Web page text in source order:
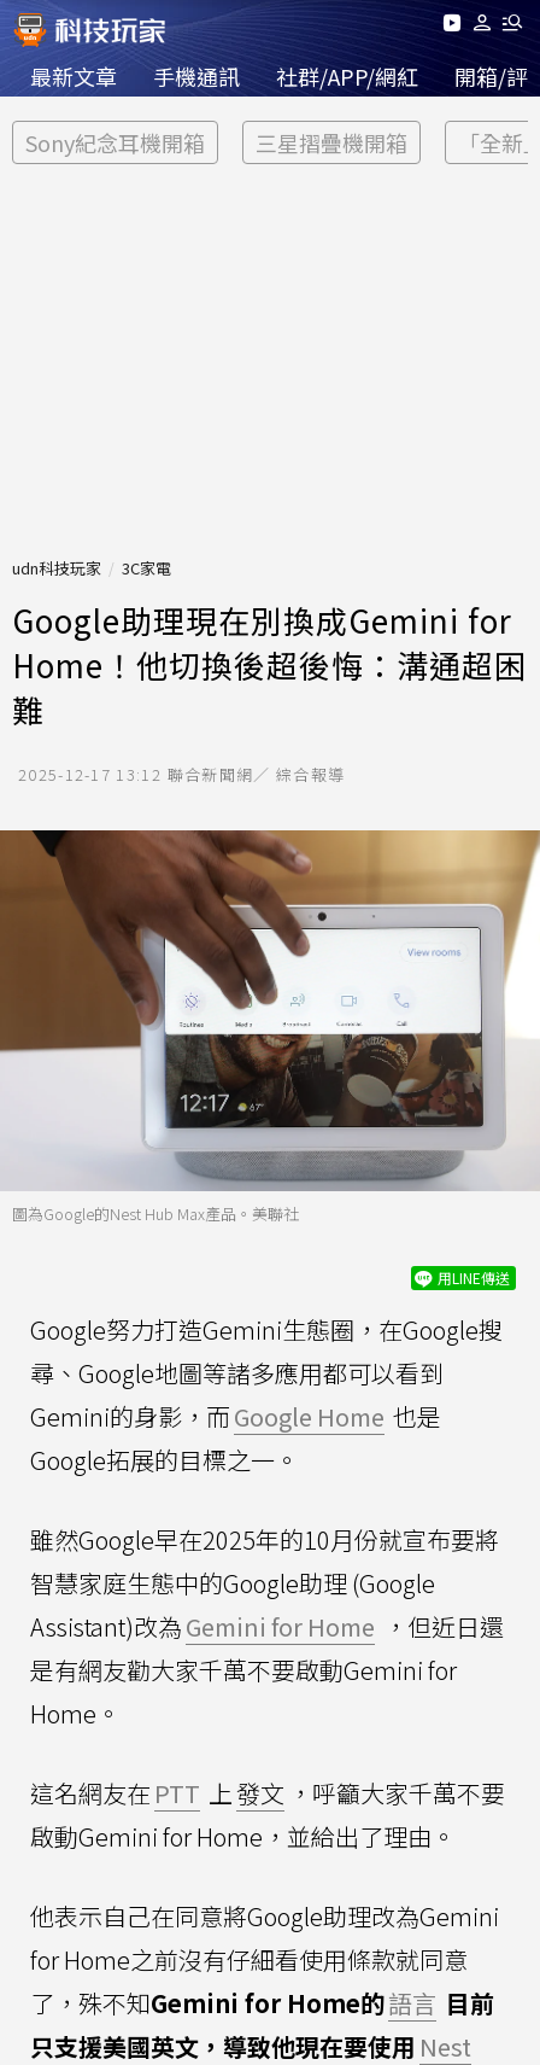
最新文章 手機通訊 社群/APP/網紅 開箱/評
Sony紀念耳機開箱 三星摺疊機開箱 「全新
udn科技玩家 3C家電
Google助理現在別換成Gemini for
Home！他切換後超後悔：溝通超困
難
2025-12-17 13:12 聯合新聞網／ 綜合報導
圖為Google的Nest Hub Max產品。美聯社
用LINE傳送
Google努力打造Gemini生態圈，在Google搜
尋、Google地圖等諸多應用都可以看到
Gemini的身影，而Google Home 也是
Google拓展的目標之一。
雖然Google早在2025年的10月份就宣布要將
智慧家庭生態中的Google助理 (Google
Assistant)改為Gemini for Home ，但近日還
是有網友勸大家千萬不要啟動Gemini for
Home。
這名網友在 PTT 上發文 ，呼籲大家千萬不要
啟動Gemini for Home，並給出了理由。
他表示自己在同意將Google助理改為Gemini
for Home之前沒有仔細看使用條款就同意
了，殊不知Gemini for Home的語言 目前
只支援美國英文，導致他現在要使用 Nest